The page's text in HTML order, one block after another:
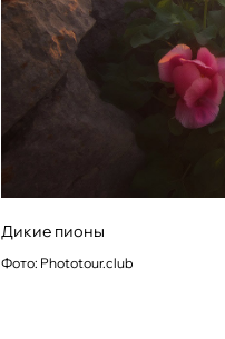
Дикие пионы
Фото: Phototour.club